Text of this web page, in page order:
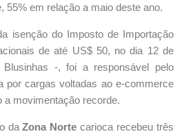
55% em relação a maio deste ano.
isenção do Imposto de Importação
de até US$ 50, no dia 12 de
-, foi a responsável pelo
por cargas voltadas ao e-commerce
a movimentação recorde.
daZona Nortecarioca recebeu três